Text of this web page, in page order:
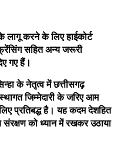
लागू करने के लिए हाईकोर्ट
सहित अन्य जरूरी
गए हैं।
के नेतृत्व में छत्तीसगढ़
जिम्मेदारी के जरिए आम
प्रतिबद्ध है। यह कदम देशहित
को ध्यान में रखकर उठाया